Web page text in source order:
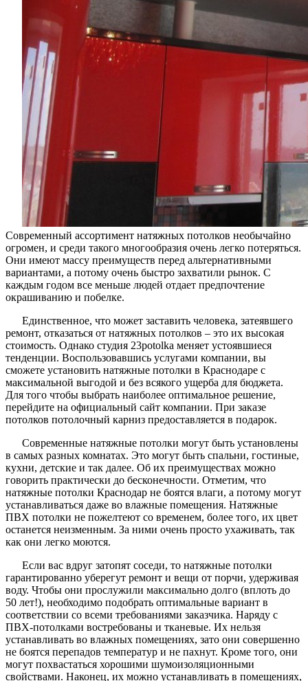
Современный ассортимент натяжных потолков необычайно
огромен, и среди такого многообразия очень легко потеряться.
Они имеют массу преимуществ перед альтернативными
вариантами, а потому очень быстро захватили рынок. С
каждым годом все меньше людей отдает предпочтение
окрашиванию и побелке.
Единственное, что может заставить человека, затеявшего
ремонт, отказаться от натяжных потолков – это их высокая
стоимость. Однако студия 23potolka меняет устоявшиеся
тенденции. Воспользовавшись услугами компании, вы
сможете установить натяжные потолки в Краснодаре с
максимальной выгодой и без всякого ущерба для бюджета.
Для того чтобы выбрать наиболее оптимальное решение,
перейдите на официальный сайт компании. При заказе
потолков потолочный карниз предоставляется в подарок.
Современные натяжные потолки могут быть установлены
в самых разных комнатах. Это могут быть спальни, гостиные,
кухни, детские и так далее. Об их преимуществах можно
говорить практически до бесконечности. Отметим, что
натяжные потолки Краснодар не боятся влаги, а потому могут
устанавливаться даже во влажные помещения. Натяжные
ПВХ потолки не пожелтеют со временем, более того, их цвет
останется неизменным. За ними очень просто ухаживать, так
как они легко моются.
Если вас вдруг затопят соседи, то натяжные потолки
гарантированно уберегут ремонт и вещи от порчи, удерживая
воду. Чтобы они прослужили максимально долго (вплоть до
50 лет!), необходимо подобрать оптимальные вариант в
соответствии со всеми требованиями заказчика. Наряду с
ПВХ-потолками востребованы и тканевые. Их нельзя
устанавливать во влажных помещениях, зато они совершенно
не боятся перепадов температур и не пахнут. Кроме того, они
могут похвастаться хорошими шумоизоляционными
свойствами. Наконец, их можно устанавливать в помещениях,